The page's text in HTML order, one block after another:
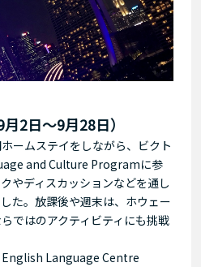
2日～9月28日）
ームステイをしながら、ビクト
and Culture Programに参
やディスカッションなどを通し
た。放課後や週末は、ホウェー
ではのアクティビティにも挑戦
Language Centre